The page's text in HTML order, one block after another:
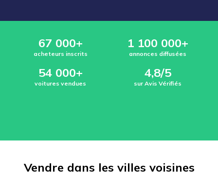
67 000+
acheteurs inscrits
1 100 000+
annonces diffusées
54 000+
voitures vendues
4,8/5
sur Avis Vérifiés
Vendre dans les villes voisines